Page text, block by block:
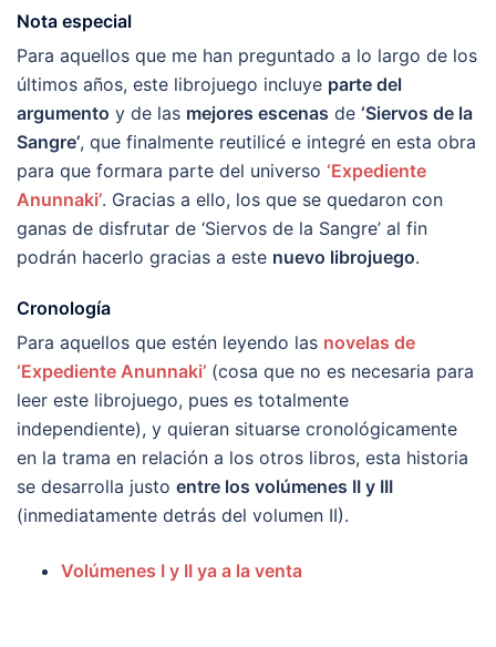
Nota especial
Para aquellos que me han preguntado a lo largo de los
últimos años, este librojuego incluye parte del
argumento y de las mejores escenas de ‘Siervos de la
Sangre’, que finalmente reutilicé e integré en esta obra
para que formara parte del universo ‘Expediente
Anunnaki’. Gracias a ello, los que se quedaron con
ganas de disfrutar de ‘Siervos de la Sangre’ al fin
podrán hacerlo gracias a este nuevo librojuego.
Cronología
Para aquellos que estén leyendo las novelas de
‘Expediente Anunnaki’ (cosa que no es necesaria para
leer este librojuego, pues es totalmente
independiente), y quieran situarse cronológicamente
en la trama en relación a los otros libros, esta historia
se desarrolla justo entre los volúmenes II y III
(inmediatamente detrás del volumen II).
Volúmenes I y II ya a la venta